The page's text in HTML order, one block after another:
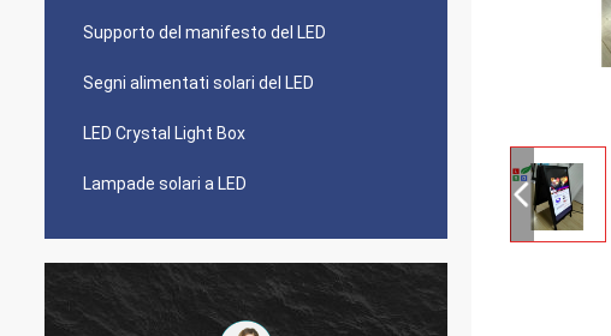
Supporto del manifesto del LED
Segni alimentati solari del LED
LED Crystal Light Box
Lampade solari a LED